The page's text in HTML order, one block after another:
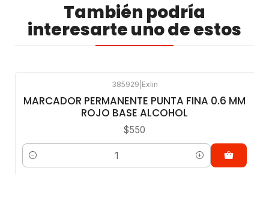
También podría
interesarte uno de estos
385929 Exlin
MARCADOR PERMANENTE PUNTA FINA 0.6 MM
ROJO BASE ALCOHOL
$550
Cantidad